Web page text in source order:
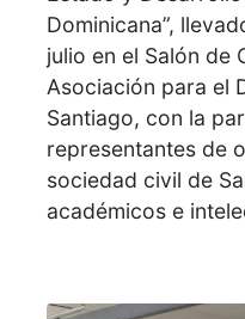
Dominicana”,
julio en el Salón de
Asociación para el
Santiago, con la
representantes de
sociedad civil de
académicos e